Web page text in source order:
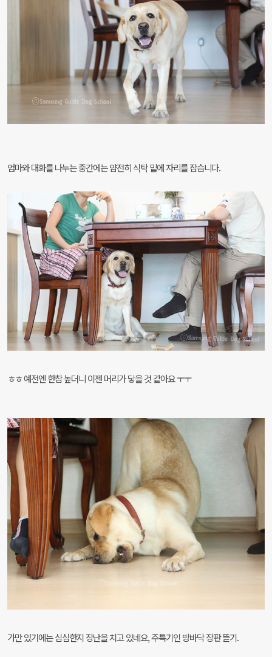
엄마와 대화를 나누는 중간에는 얌전히 식탁 밑에 자리를 잡습니다.
ㅎㅎ 예전엔 한참 높더니 이젠 머리가 닿을 것 같아요 ㅜㅜ
가만 있기에는 심심한지 장난을 치고 있네요, 주특기인 방바닥 장판 뜯기.